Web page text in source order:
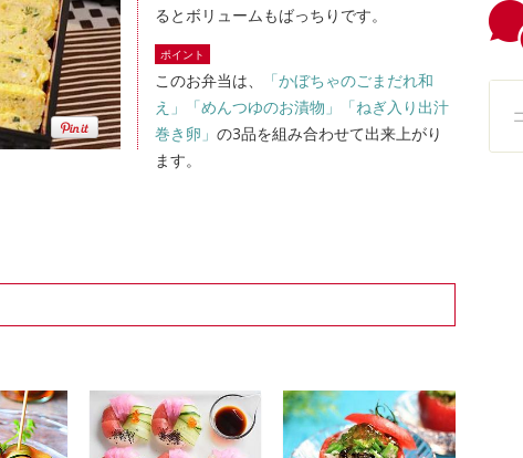
るとボリュームもばっちりです。
ポイント
このお弁当は、
「かぼちゃのごまだれ和
え」
「めんつゆのお漬物」
「ねぎ入り出汁
巻き卵」の3品を組み合わせて出来上がり
ます。